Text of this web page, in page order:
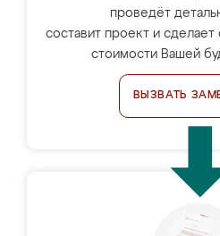
проведёт
составит проект и сделает
стоимости Вашей
ВЫЗВАТЬ